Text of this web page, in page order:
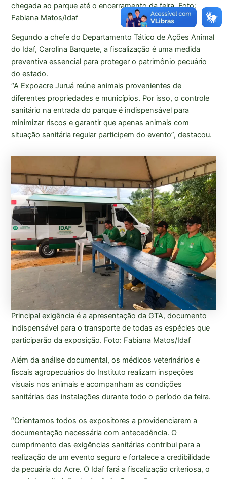
chegada ao parque até o encerramento da feira. Foto:
Fabiana Matos/Idaf
Segundo a chefe do Departamento Tático de Ações Animal
do Idaf, Carolina Barquete, a fiscalização é uma medida
preventiva essencial para proteger o patrimônio pecuário
do estado.
“A Expoacre Juruá reúne animais provenientes de
diferentes propriedades e municípios. Por isso, o controle
sanitário na entrada do parque é indispensável para
minimizar riscos e garantir que apenas animais com
situação sanitária regular participem do evento”, destacou.
Principal exigência é a apresentação da GTA, documento
indispensável para o transporte de todas as espécies que
participarão da exposição. Foto: Fabiana Matos/Idaf
Além da análise documental, os médicos veterinários e
fiscais agropecuários do Instituto realizam inspeções
visuais nos animais e acompanham as condições
sanitárias das instalações durante todo o período da feira.
“Orientamos todos os expositores a providenciarem a
documentação necessária com antecedência. O
cumprimento das exigências sanitárias contribui para a
realização de um evento seguro e fortalece a credibilidade
da pecuária do Acre. O Idaf fará a fiscalização criteriosa, o